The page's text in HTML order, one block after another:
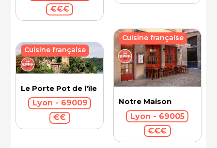
€€€
Le Porte Pot de l'île Barbe
Lyon - 69009
€€
Cuisine française
Notre Maison
Lyon - 69005
€€€
Cuisine française